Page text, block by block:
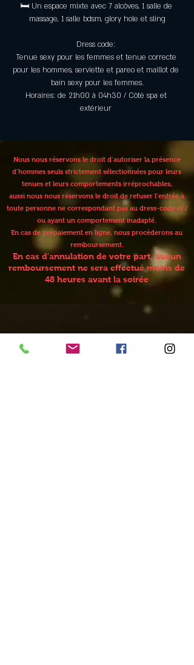
🛏️ Un espace mixte avec 7 alcôves, 1 salle de
massage, 1 salle bdsm, glory hole et sling
Dress code:
Tenue sexy pour les femmes et tenue correcte
pour les hommes, serviette et pareo et maillot de
bain sexy pour les femmes.
Horaires: de 21h00 à 04h30 / Côté spa et
extérieur
Nous nous réservons le droit d’autoriser la présence
d’hommes seuls strictement sélectionnées pour leurs
tenues et leurs comportements irréprochables,
aussi nous nous réservons le droit de refuser l’entrée à
toute personne ne correspondant pas au dress-code et /
ou ayant un comportement inadapté.
En cas de prépaiement en ligne, nous procèderons au
remboursement.
En cas d'annulation de votre part, aucun
remboursement ne sera effectué moins de
48 heures avant la soirée